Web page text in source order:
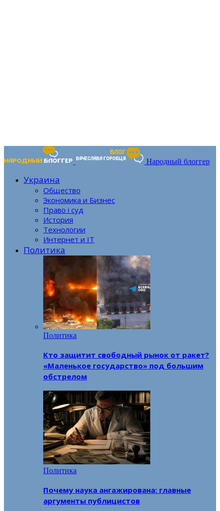
Народный блоггер
Украина
Общество
Экономика и Бизнес
Право і суд
История
Технологии
Интернет и IT
Политика
Политика
Кто защитит свободный рынок от ракет?
«Маленькое государство» под большим
обстрелом
Политика
Почему наука ангажирована: главные
аргументы публицистов